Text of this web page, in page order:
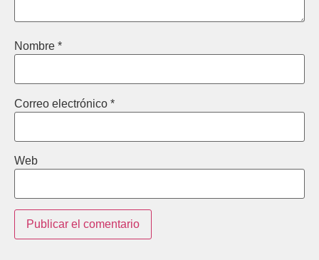
Nombre *
Correo electrónico *
Web